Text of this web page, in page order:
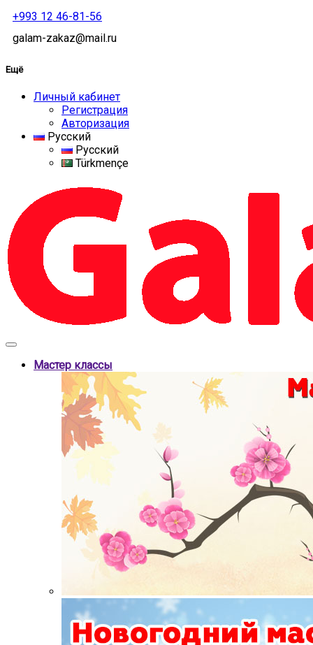
+993 12 46-81-56
galam-zakaz@mail.ru
Ещё
Личный кабинет
Регистрация
Авторизация
Русский
Русский
Türkmençe
Мастер классы